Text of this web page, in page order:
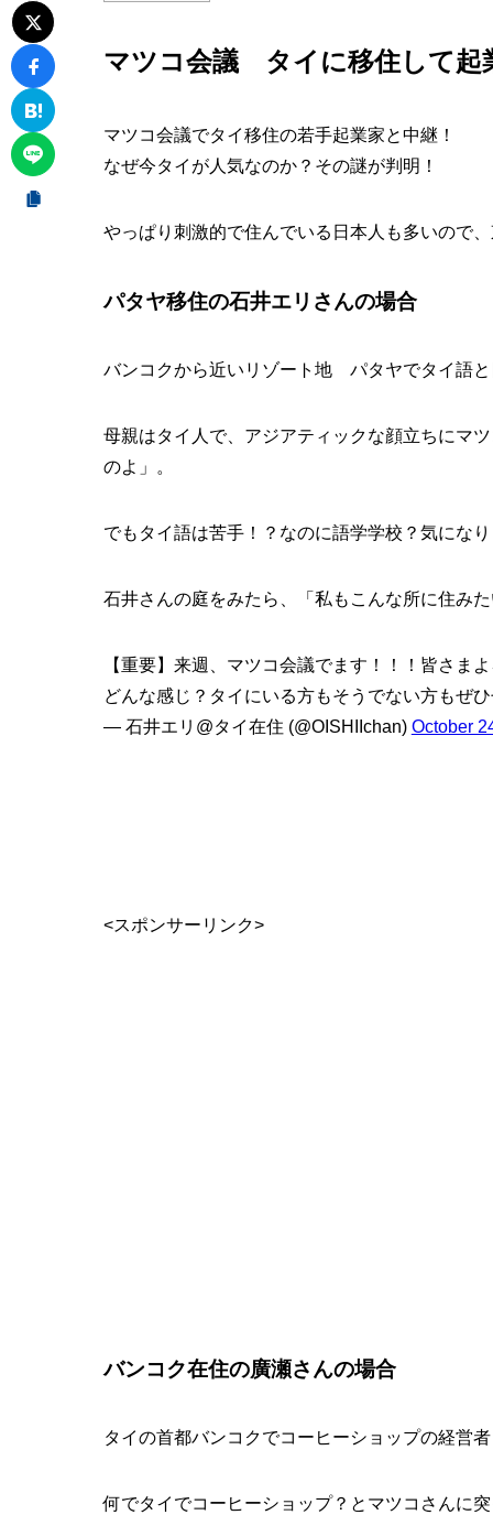
マツコ会議 タイに移住して起
マツコ会議でタイ移住の若手起業家と中継！
なぜ今タイが人気なのか？その謎が判明！
やっぱり刺激的で住んでいる日本人も多いので
パタヤ移住の石井エリさんの場合
バンコクから近いリゾート地 パタヤでタイ語と
母親はタイ人で、アジアティックな顔立ちにマ
のよ」。
でもタイ語は苦手！？なのに語学学校？気になり
石井さんの庭をみたら、「私もこんな所に住みた
【重要】来週、マツコ会議でます！！！皆さ
どんな感じ？タイにいる方もそうでない方もぜ
— 石井エリ@タイ在住 (@OISHIIchan) October
<スポンサーリンク>
バンコク在住の廣瀬さんの場合
タイの首都バンコクでコーヒーショップの経営者
何でタイでコーヒーショップ？とマツコさんに